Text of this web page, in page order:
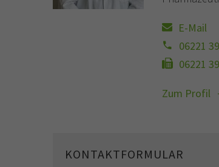
E-Mail
06221
06221
Zum Profil
KONTAKTFORMULAR